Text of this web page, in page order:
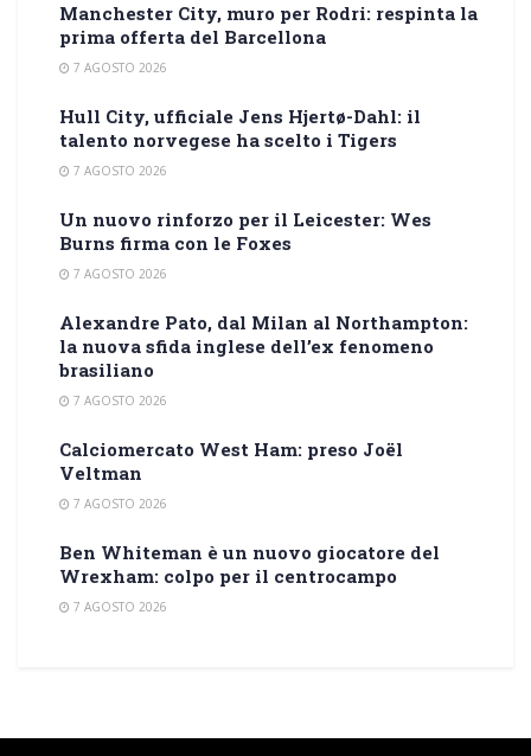
Manchester City, muro per Rodri: respinta la
prima offerta del Barcellona
7 AGOSTO 2026
Hull City, ufficiale Jens Hjertø-Dahl: il
talento norvegese ha scelto i Tigers
7 AGOSTO 2026
Un nuovo rinforzo per il Leicester: Wes
Burns firma con le Foxes
7 AGOSTO 2026
Alexandre Pato, dal Milan al Northampton:
la nuova sfida inglese dell’ex fenomeno
brasiliano
7 AGOSTO 2026
Calciomercato West Ham: preso Joël
Veltman
7 AGOSTO 2026
Ben Whiteman è un nuovo giocatore del
Wrexham: colpo per il centrocampo
7 AGOSTO 2026